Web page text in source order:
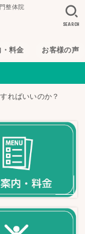
整体院
・料金 お客様の声
SEARCH
ればいいのか？